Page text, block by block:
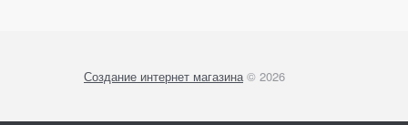
Создание интернет магазина © 2026